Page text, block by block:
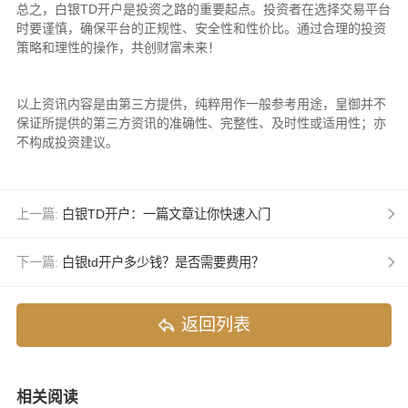
总之，白银TD开户是投资之路的重要起点。投资者在选择交易平台
时要谨慎，确保平台的正规性、安全性和性价比。通过合理的投资
策略和理性的操作，共创财富未来！
以上资讯内容是由第三方提供，纯粹用作一般参考用途，皇御并不
保证所提供的第三方资讯的准确性、完整性、及时性或适用性；亦
不构成投资建议。
上一篇: 白银TD开户：一篇文章让你快速入门
下一篇: 白银td开户多少钱？是否需要费用？
返回列表
相关阅读